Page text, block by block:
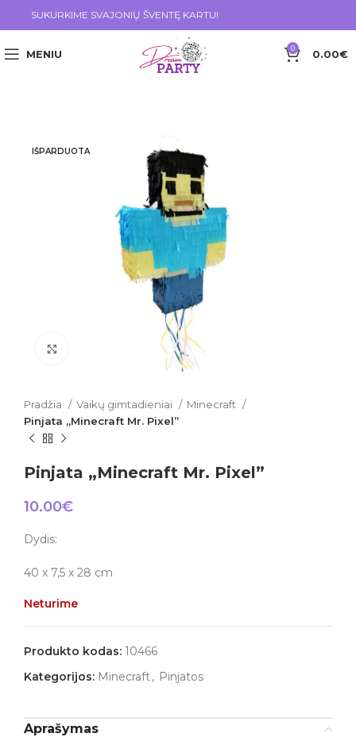
SUKURKIME SVAJONIŲ ŠVENTĘ KARTU!
MENIU 0 0.00€
IŠPARDUOTA
Pradžia Vaikų gimtadieniai
Minecraft
Pinjata „Minecraft Mr. Pixel”
Pinjata „Minecraft Mr. Pixel”
10.00€
Dydis:
40 x 7,5 x 28 cm
Neturime
Produkto kodas: 10466
Kategorijos: Minecraft, Pinjatos
Aprašymas